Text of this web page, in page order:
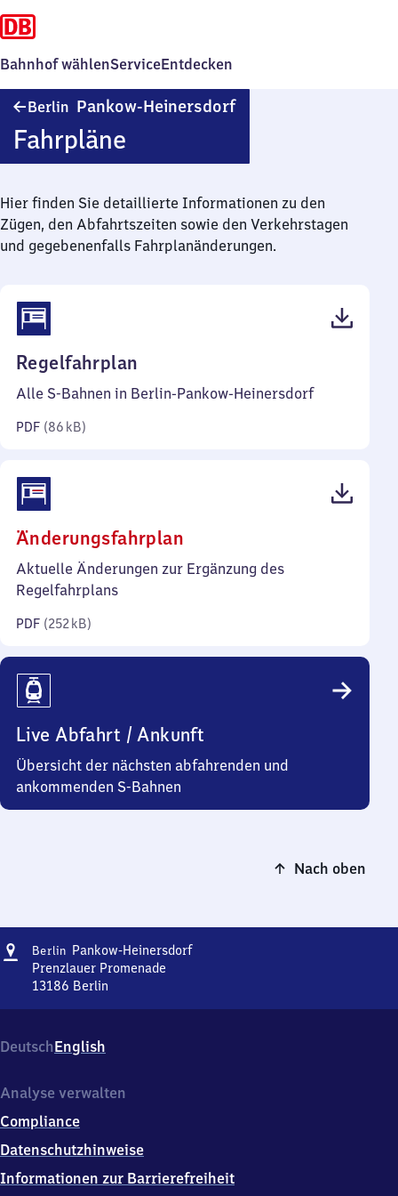
Bahnhof wählenServiceEntdecken
Berlin Pankow-HeinersdorfBerlin-
Fahrpläne
Hier finden Sie detaillierte Informationen zu den
Zügen, den Abfahrtszeiten sowie den Verkehrstagen
und gegebenenfalls Fahrplanänderungen.
Regelfahrplan
86
Alle S-Bahnen in Berlin-Pankow-Heinersdorf
PDF (86 kB)
Änderungsfahrplan
252
Aktuelle Änderungen zur Ergänzung des
Regelfahrplans
PDF (252 kB)
Live Abfahrt / Ankunft
Übersicht der nächsten abfahrenden und
ankommenden S-Bahnen
Nach oben
Adresse
Berlin Pankow-HeinersdorfBerlin-
Prenzlauer Promenade
13186 Berlin
Heinersdorf,
Prenzlauer
1
1
8
Berlin
DeutschEnglish
Analyse verwalten
Compliance
Datenschutzhinweise
Informationen zur Barrierefreiheit